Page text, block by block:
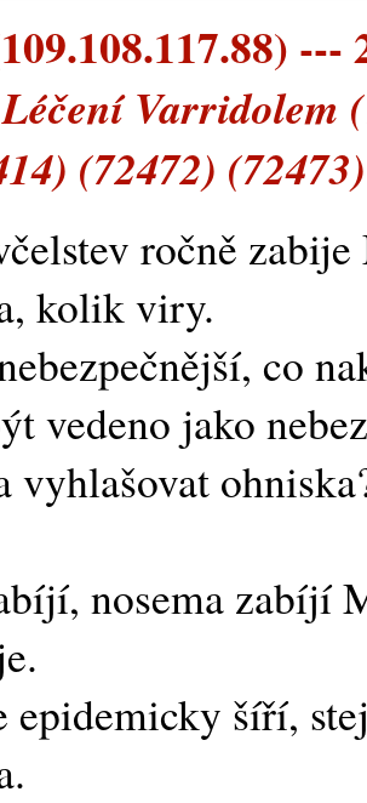
---
Varridolem
(72472)
ročně
kolik viry.
co
vedeno jako
vyhlašovat
nosema zabíjí
epidemicky šíří,